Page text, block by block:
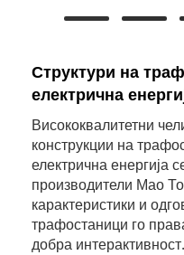
Структури на
електрична
Висококвалитетни
конструкции на
електрична енергија
производители Мао
карактеристики и
трафостаници го
добра интерактивност.